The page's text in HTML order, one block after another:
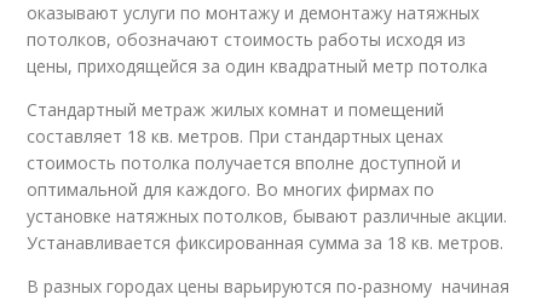
оказывают услуги по монтажу и демонтажу натяжных
потолков, обозначают стоимость работы исходя из
цены, приходящейся за один квадратный метр потолка
Стандартный метраж жилых комнат и помещений
составляет 18 кв. метров. При стандартных ценах
стоимость потолка получается вполне доступной и
оптимальной для каждого. Во многих фирмах по
установке натяжных потолков, бывают различные акции.
Устанавливается фиксированная сумма за 18 кв. метров.
В разных городах цены варьируются по-разному начиная